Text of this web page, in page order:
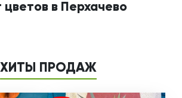
цветов в Перхачево
ХИТЫ ПРОДАЖ